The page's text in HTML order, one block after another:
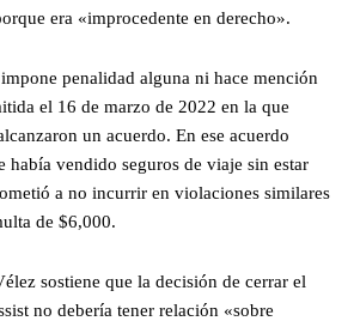
era «improcedente en derecho».
penalidad alguna ni hace mención
el 16 de marzo de 2022 en la que
un acuerdo. En ese acuerdo
había vendido seguros de viaje sin estar
a no incurrir en violaciones similares
de $6,000.
sostiene que la decisión de cerrar el
no debería tener relación «sobre